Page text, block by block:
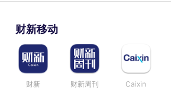
财新移动
财新 财新周刊 Caixin